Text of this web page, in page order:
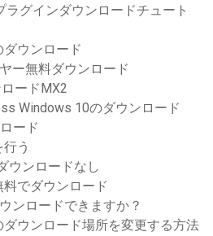
ラグインダウンロードチュート
ウンロード
ー無料ダウンロード
ードMX2
Windows 10のダウンロード
ード
う
ウンロードなし
でダウンロード
ンロードできますか？
ウンロード場所を変更する方法